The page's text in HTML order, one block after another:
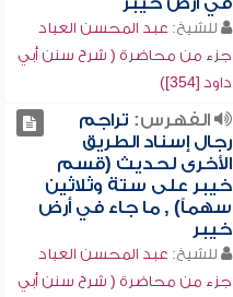
للشيخ: عبد المحسن العباد
جزء من محاضرة ( شرح سنن أبي
داود [354])
الفهرس: تراجم
رجال إسناد الطريق
الأخرى لحديث (قسم
خيبر على ستة وثلاثين
سهماً) , ما جاء في أرض
خيبر
للشيخ: عبد المحسن العباد
جزء من محاضرة ( شرح سنن أبي